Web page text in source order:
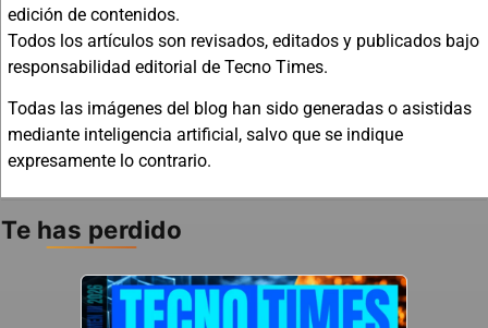
edición de contenidos.
Todos los artículos son revisados, editados y publicados bajo
responsabilidad editorial de Tecno Times.
Todas las imágenes del blog han sido generadas o asistidas
mediante inteligencia artificial, salvo que se indique
expresamente lo contrario.
Te has perdido